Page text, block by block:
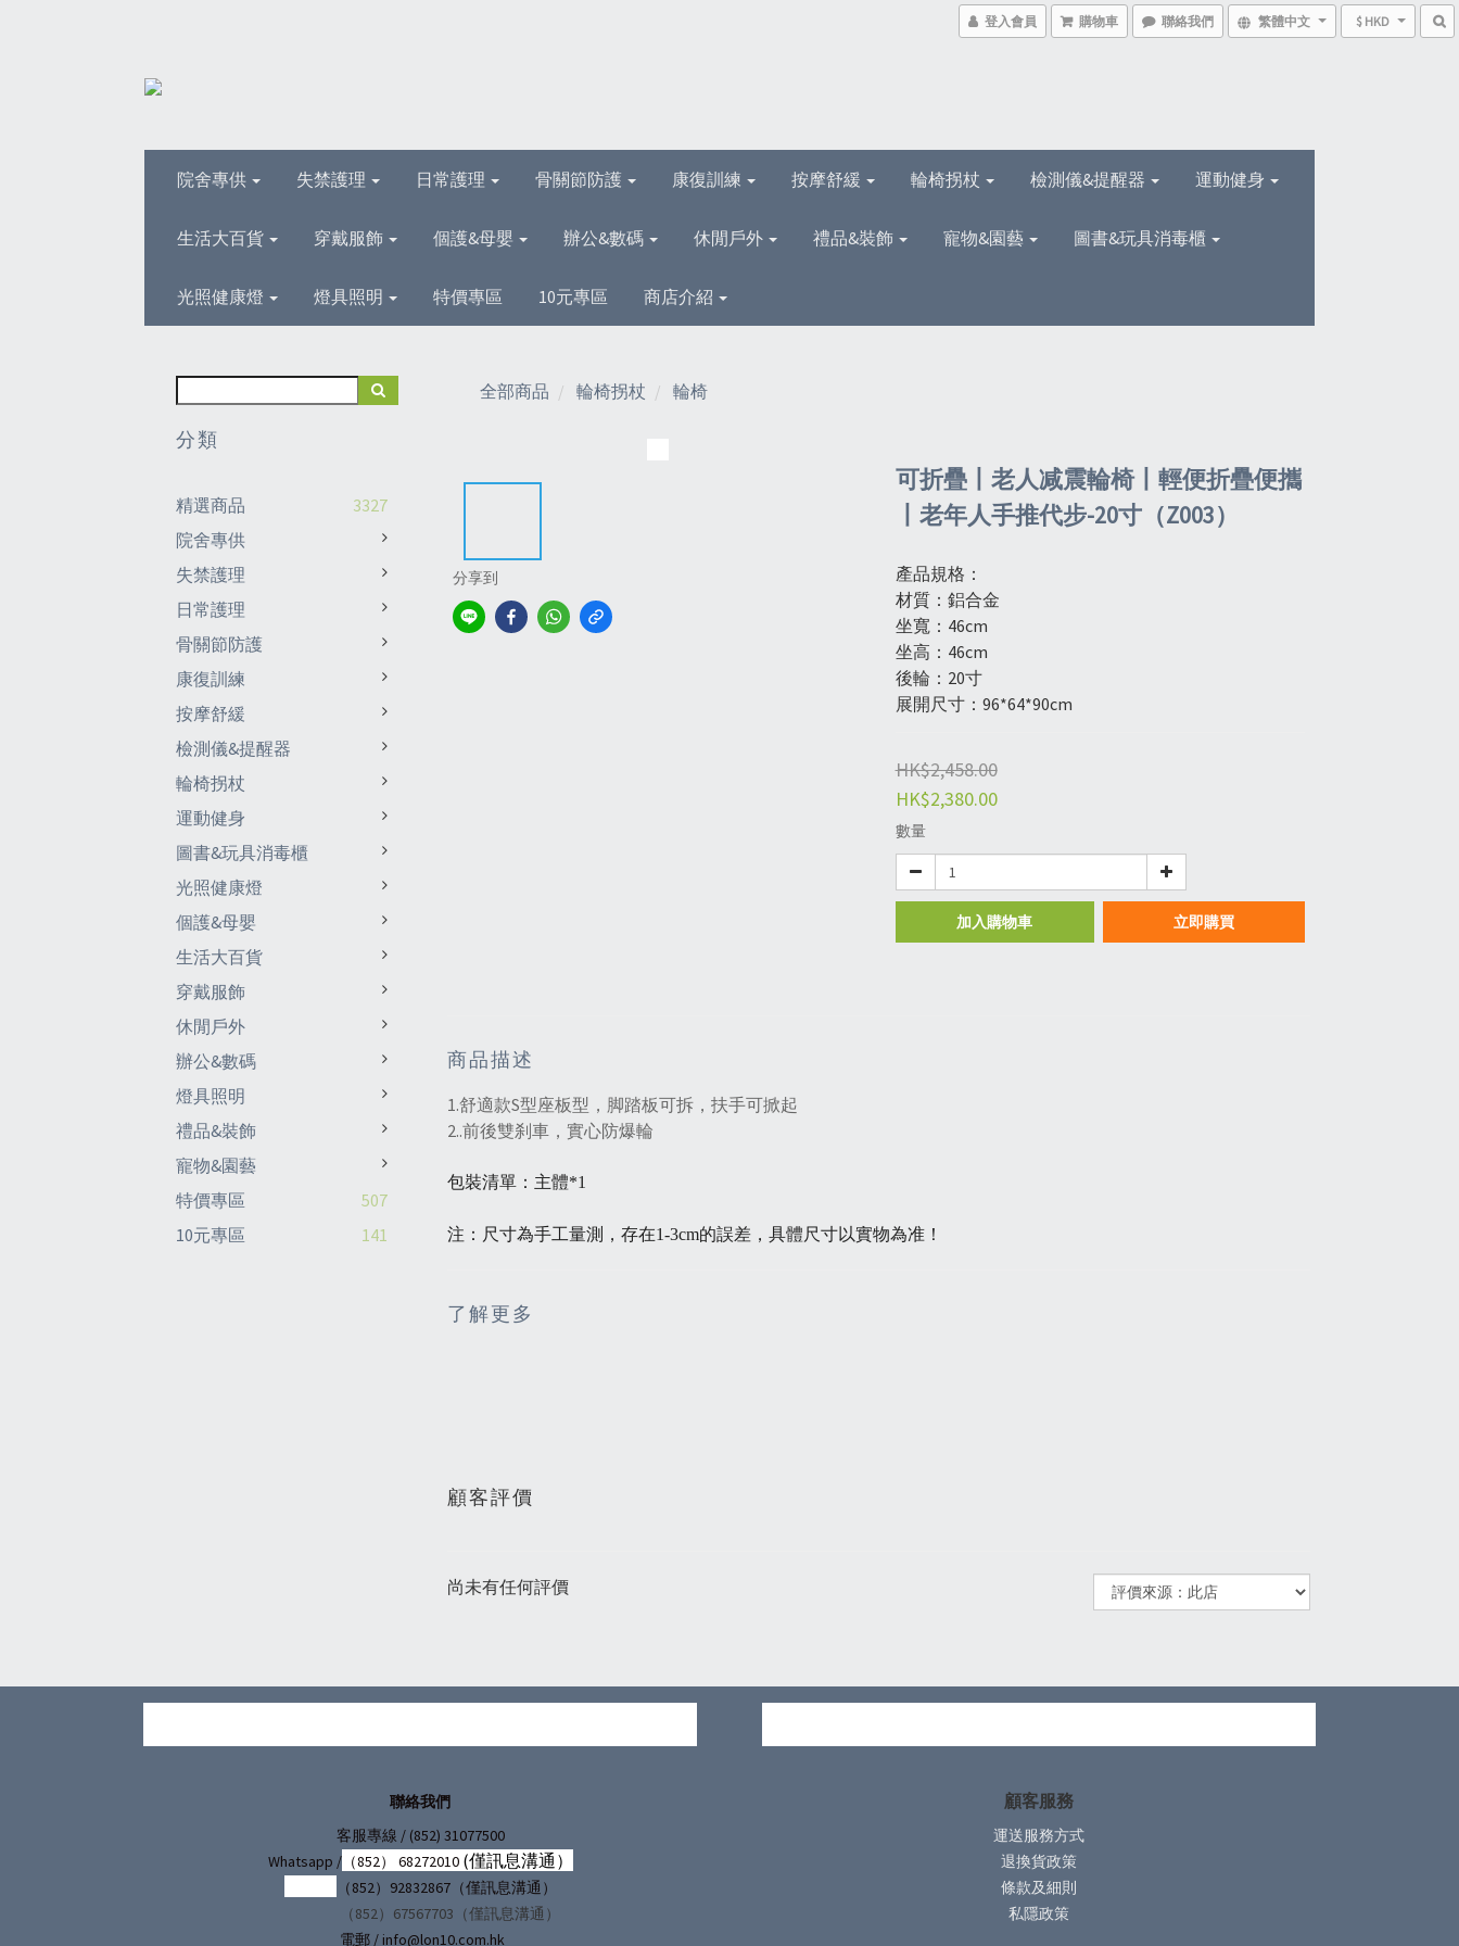
登入會員 購物車 聯絡我們 繁體中文 $ HKD
院舍專供 失禁護理 日常護理 骨關節防護 康復訓練 按摩舒緩 輪椅拐杖 檢測儀&提醒器 運動健身
生活大百貨 穿戴服飾 個護&母嬰 辦公&數碼 休閒戶外 禮品&裝飾 寵物&園藝 圖書&玩具消毒櫃
光照健康燈 燈具照明 特價專區 10元專區 商店介紹
分類
精選商品
3327
院舍專供
失禁護理
日常護理
骨關節防護
康復訓練
按摩舒緩
檢測儀&提醒器
輪椅拐杖
運動健身
圖書&玩具消毒櫃
光照健康燈
個護&母嬰
生活大百貨
穿戴服飾
休閒戶外
辦公&數碼
燈具照明
禮品&裝飾
寵物&園藝
特價專區
507
10元專區
141
全部商品 輪椅拐杖 輪椅
分享到
可折疊丨老人减震輪椅丨輕便折疊便攜
丨老年人手推代步-20寸（Z003）
產品規格：
材質：鋁合金
坐寬：46cm
坐高：46cm
後輪：20寸
展開尺寸：96*64*90cm
HK$2,458.00
HK$2,380.00
數量
加入購物車 立即購買
商品描述
1.舒適款S型座板型，脚踏板可拆，扶手可掀起
2..前後雙刹車，實心防爆輪
包裝清單：主體*1
注：尺寸為手工量測，存在1-3cm的誤差，具體尺寸以實物為准！
了解更多
顧客評價
尚未有任何評價
聯絡我們
客服專線 / (852) 31077500
Whatsapp /（852） 68272010 (僅訊息溝通）
（852）92832867（僅訊息溝通）
（852）67567703（僅訊息溝通）
電郵 / info@lon10.com.hk
顧客服務
運送服務方式
退換貨政策
條款及細則
私隱政策